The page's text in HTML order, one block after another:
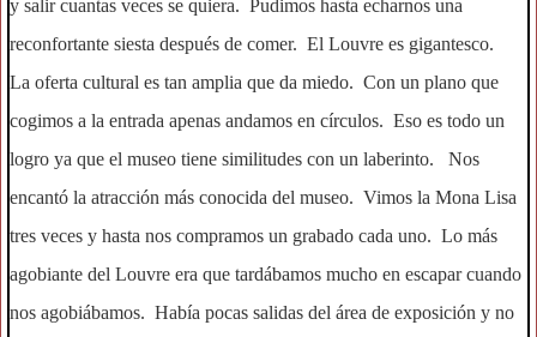
y salir cuantas veces se quiera. Pudimos hasta echarnos una
reconfortante siesta después de comer. El Louvre es gigantesco.
La oferta cultural es tan amplia que da miedo. Con un plano que
cogimos a la entrada apenas andamos en círculos. Eso es todo un
logro ya que el museo tiene similitudes con un laberinto. Nos
encantó la atracción más conocida del museo. Vimos la Mona Lisa
tres veces y hasta nos compramos un grabado cada uno. Lo más
agobiante del Louvre era que tardábamos mucho en escapar cuando
nos agobiábamos. Había pocas salidas del área de exposición y no